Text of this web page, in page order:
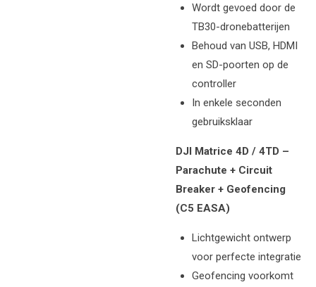
Wordt gevoed door de
TB30-dronebatterijen
Behoud van USB, HDMI
en SD-poorten op de
controller
In enkele seconden
gebruiksklaar
DJI Matrice 4D / 4TD –
Parachute + Circuit
Breaker + Geofencing
(C5 EASA)
Lichtgewicht ontwerp
voor perfecte integratie
Geofencing voorkomt